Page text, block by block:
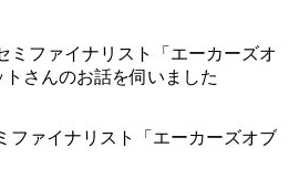
ファイナリスト「エーカーズオブ